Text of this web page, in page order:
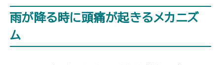
雨が降る時に頭痛が起きるメカニズ
ム